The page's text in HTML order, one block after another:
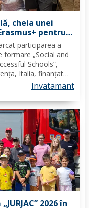
cheia unei
pentru
Școala
- FOTO
participarea a
formare „Social and
Schools”,
Italia, finanțat
+, domeniul
Invatamant
2026 în